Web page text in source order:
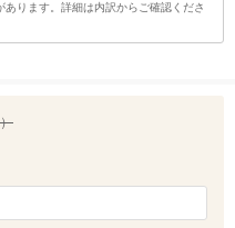
ります。詳細は内訳からご確認くださ